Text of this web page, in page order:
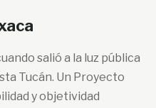
salió a la luz pública
Tucán. Un Proyecto
y objetividad